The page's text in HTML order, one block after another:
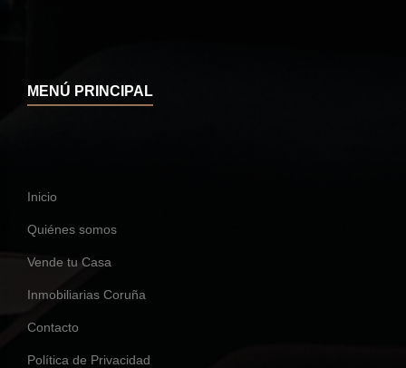
MENÚ PRINCIPAL
Inicio
Quiénes somos
Vende tu Casa
Inmobiliarias Coruña
Contacto
Política de Privacidad